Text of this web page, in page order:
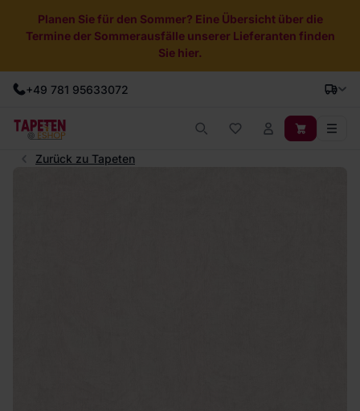
Planen Sie für den Sommer? Eine Übersicht über die
Termine der Sommerausfälle unserer Lieferanten finden
Sie hier.
+49 781 95633072
Zurück zu Tapeten